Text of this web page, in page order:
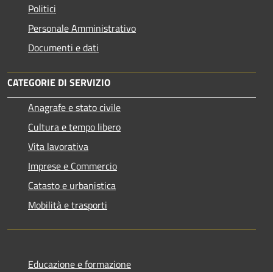
Politici
Personale Amministrativo
Documenti e dati
CATEGORIE DI SERVIZIO
Anagrafe e stato civile
Cultura e tempo libero
Vita lavorativa
Imprese e Commercio
Catasto e urbanistica
Mobilità e trasporti
Educazione e formazione